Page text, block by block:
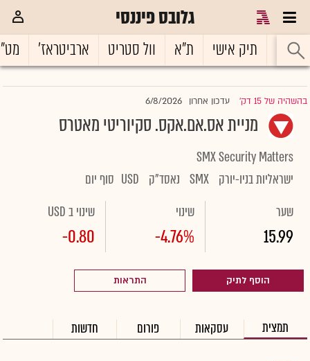
גלובס פיננסי
ראשי תיק אישי ת"א וול סטריט ארביטראז'
בהשהיה של 15 דק' |עדכון אחרון 6/8/2026
מניית אס.אם.אקס. סקיוריטי מאטרס
SMX Security Matters
ישראליות בניו-יורק SMX נאסד"ק USD סוף יום
שער
15.99
שינוי
-4.76%
שינוי ב USD
-0.80
הוסף לתיק התראות
תמצית עסקאות פורום חדשות